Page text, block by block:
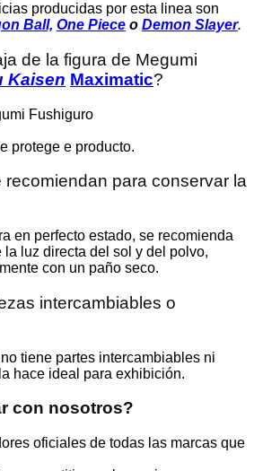
producidas por esta linea son
Ball, One Piece o Demon Slayer.
de la figura de Megumi
Kaisen Maximatic?
Fushiguro
protege e producto.
para conservar la
en perfecto estado, se recomienda
luz directa del sol y del polvo,
con un paño seco.
intercambiables o
tiene partes intercambiables ni
hace ideal para exhibición.
con nosotros?
oficiales de todas las marcas que